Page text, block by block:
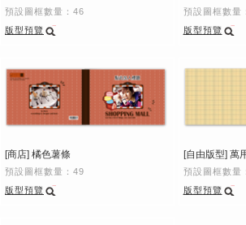
預設圖框數量：46
版型預覽
預設圖框數量
版型預覽
[商店] 橘色薯條
預設圖框數量：49
版型預覽
[自由版型] 萬
預設圖框數量
版型預覽